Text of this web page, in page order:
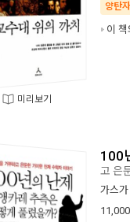
미리보기
양탄
이
100
고 은
가스
11,000